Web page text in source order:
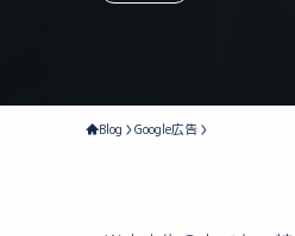
Blog Google広告